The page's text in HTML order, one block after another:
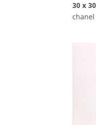
30 x